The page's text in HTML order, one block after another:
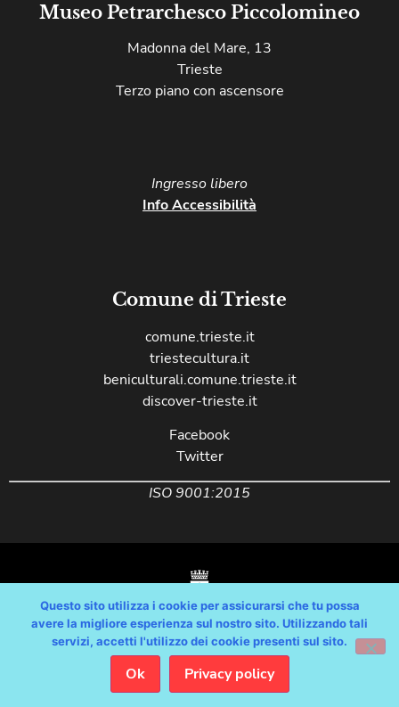
Museo Petrarchesco Piccolomineo
Madonna del Mare, 13
Trieste
Terzo piano con ascensore
Ingresso libero​
Info Accessibilità
Comune di Trieste
comune.trieste.it
triestecultura.it
beniculturali.comune.trieste.it
discover-trieste.it
Facebook
Twitter
ISO 9001:2015
Copyright © Comune di Trieste – partita Iva 00210240321 – tutti i diritti
Feedback/ Dichiarazione Accessibilità AGID
Questo sito utilizza i cookie per assicurarsi che tu possa
avere la migliore esperienza sul nostro sito. Utilizzando tali
servizi, accetti l'utilizzo dei cookie presenti sul sito.
Ok Privacy policy